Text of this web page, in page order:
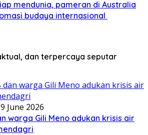
mendunia, pameran di Australia
budaya internasional
dan terpercaya seputar
June 2026
warga Gili Meno adukan krisis air